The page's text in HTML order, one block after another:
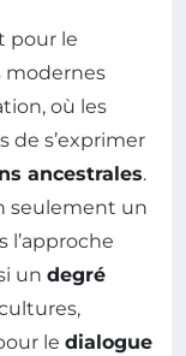
pour le
modernes
où les
de s’exprimer
ancestrales.
seulement un
l’approche
un degré
le dialogue